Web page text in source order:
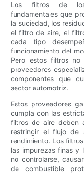
Los filtros de los
fundamentales que
la suciedad, los
el filtro de aire, el
cada tipo
funcionamiento del
Pero estos filtros
proveedores
componentes que
sector automotriz.
Estos proveedores
cumpla con las
filtros de aire deben
restringir el flujo de
rendimiento. Los
las impurezas finas y
no controlarse,
de combustible